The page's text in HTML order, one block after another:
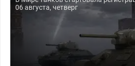
06 августа, четверг